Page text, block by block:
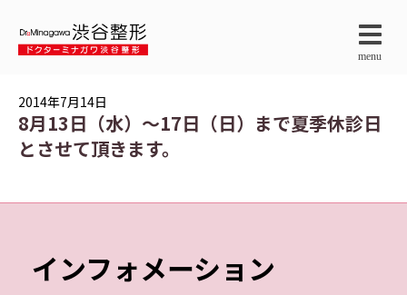
menu
2014年7月14日
8月13日（水）～17日（日）まで夏季休診日
とさせて頂きます。
インフォメーション